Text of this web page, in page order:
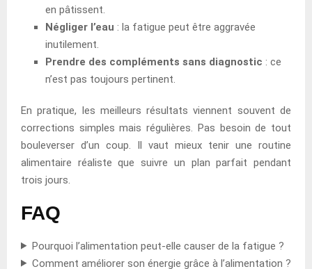
en pâtissent.
Négliger l’eau : la fatigue peut être aggravée
inutilement.
Prendre des compléments sans diagnostic : ce
n’est pas toujours pertinent.
En pratique, les meilleurs résultats viennent souvent de
corrections simples mais régulières. Pas besoin de tout
bouleverser d’un coup. Il vaut mieux tenir une routine
alimentaire réaliste que suivre un plan parfait pendant
trois jours.
FAQ
Pourquoi l’alimentation peut-elle causer de la fatigue ?
Comment améliorer son énergie grâce à l’alimentation ?